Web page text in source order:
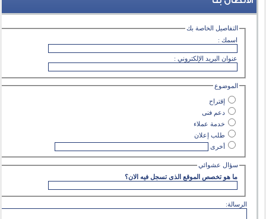
التفاصيل الخاصة بك
اسمك :
عنوان البريد الإلكتروني :
الموضوع
إقتراح
دعم فنى
خدمة عملاء
طلب إعلان
أخرى
سؤال عشوائي
ما هو تخصص الموقع الذى تسجل فيه الان؟
الرسالة: